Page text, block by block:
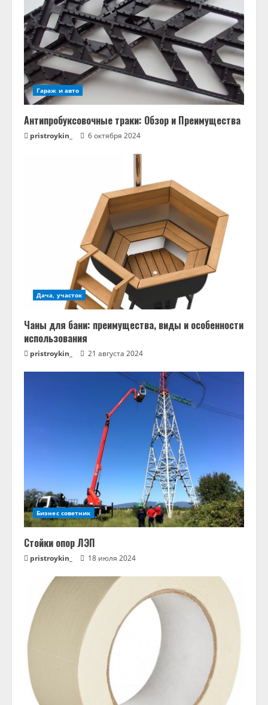
Гараж и авто
Антипробуксовочные траки: Обзор и Преимущества
pristroykin_ 6 октября 2024
Дача, участок
Чаны для бани: преимущества, виды и особенности
использования
pristroykin_ 21 августа 2024
Бизнес советник
Стойки опор ЛЭП
pristroykin_ 18 июля 2024